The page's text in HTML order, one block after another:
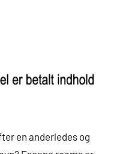
en anderledes og